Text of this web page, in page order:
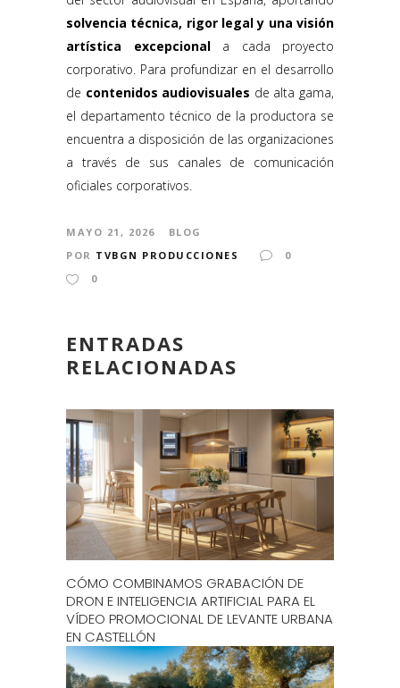
solvencia técnica, rigor legal y una visión
artística excepcionala cada proyecto
corporativo. Para profundizar en el desarrollo
de contenidos audiovisuales de alta gama,
el departamento técnico de la productora se
encuentra a disposición de las organizaciones
a través de sus canales de comunicación
oficiales corporativos.
MAYO 21, 2026
BLOG
POR TVBGN PRODUCCIONES
0
0
ENTRADAS
RELACIONADAS
CÓMO COMBINAMOS GRABACIÓN DE
DRON E INTELIGENCIA ARTIFICIAL PARA EL
VÍDEO PROMOCIONAL DE LEVANTE URBANA
EN CASTELLÓN